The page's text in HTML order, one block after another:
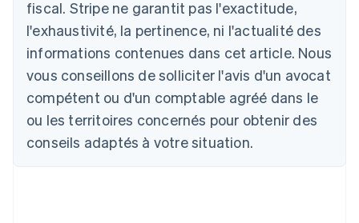
fiscal. Stripe ne garantit pas l'exactitude,
l'exhaustivité, la pertinence, ni l'actualité des
informations contenues dans cet article. Nous
vous conseillons de solliciter l'avis d'un avocat
compétent ou d'un comptable agréé dans le
ou les territoires concernés pour obtenir des
conseils adaptés à votre situation.
Bulgarie
Canada
EnglishFrançais
Chine continentale
简体中文 English
Chypre
English
English Italiano
Danemark